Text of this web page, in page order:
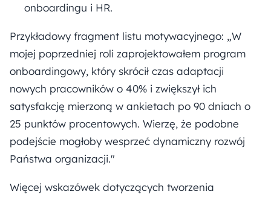
onboardingu i HR.
Przykładowy fragment listu motywacyjnego: „W
mojej poprzedniej roli zaprojektowałem program
onboardingowy, który skrócił czas adaptacji
nowych pracowników o 40% i zwiększył ich
satysfakcję mierzoną w ankietach po 90 dniach o
25 punktów procentowych. Wierzę, że podobne
podejście mogłoby wesprzeć dynamiczny rozwój
Państwa organizacji."
Więcej wskazówek dotyczących tworzenia